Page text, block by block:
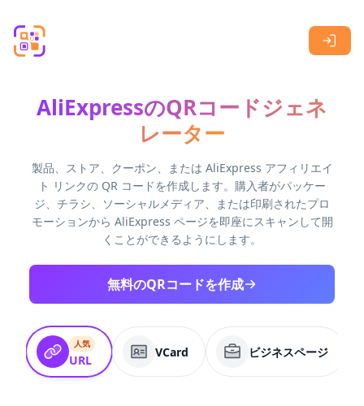
AliExpressのQRコードジェネ
レーター
製品、ストア、クーポン、または AliExpress アフィリエイ
ト リンクの QR コードを作成します。購入者がパッケー
ジ、チラシ、ソーシャルメディア、または印刷されたプロ
モーションから AliExpress ページを即座にスキャンして開
くことができるようにします。
無料のQRコードを作成
人気
URL
VCard ビジネスページ